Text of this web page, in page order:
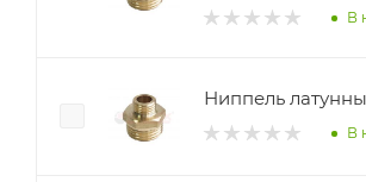
В
Ниппель
В